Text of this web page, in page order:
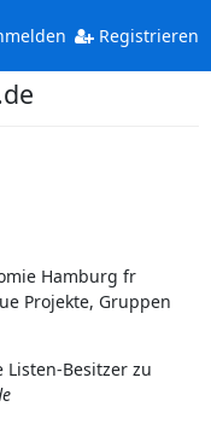
Registrieren
Hamburg fr
Projekte, Gruppen
Listen-Besitzer zu